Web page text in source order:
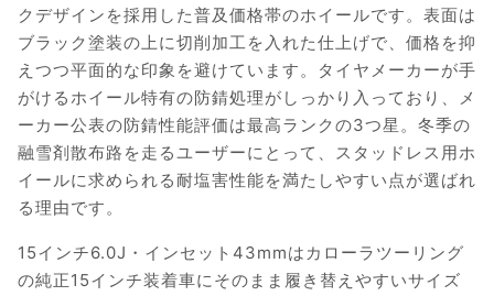
クデザインを採用した普及価格帯のホイールです。表面は
ブラック塗装の上に切削加工を入れた仕上げで、価格を抑
えつつ平面的な印象を避けています。タイヤメーカーが手
がけるホイール特有の防錆処理がしっかり入っており、メ
ーカー公表の防錆性能評価は最高ランクの3つ星。冬季の
融雪剤散布路を走るユーザーにとって、スタッドレス用ホ
イールに求められる耐塩害性能を満たしやすい点が選ばれ
る理由です。
15インチ6.0J・インセット43mmはカローラツーリング
の純正15インチ装着車にそのまま履き替えやすいサイズ